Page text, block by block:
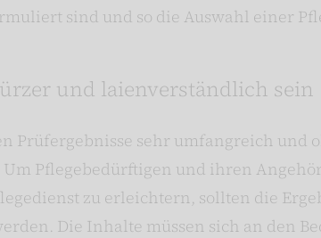
sind und so die Auswahl einer
und laienverständlich sein
Prüfergebnisse sehr umfangreich und
Pflegebedürftigen und ihren
zu erleichtern, sollten die
Die Inhalte müssen sich an den